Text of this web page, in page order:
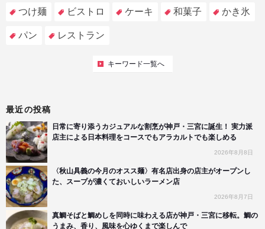
つけ麺 ビストロ ケーキ 和菓子 かき氷
パン レストラン
キーワード一覧へ
最近の投稿
日常に寄り添うカジュアルな割烹が神戸・三宮に誕生！ 実力派
店主による日本料理をコースでもアラカルトでも楽しめる
2026年8月8日
〈秋山具義の今月のオスス麺〉有名店出身の店主がオープンし
た、スープが濃くておいしいラーメン店
2026年8月7日
真鯛そばと鯛めしを同時に味わえる店が神戸・三宮に移転。鯛の
うまみ、香り、風味を心ゆくまで楽しんで